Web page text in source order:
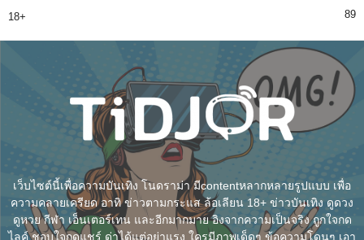
18+ 89
เว็บไซต์นี้เพื่อความบันเทิง โนดราม่า มีcontentหลากหลายรูปแบบ เพื่อ
ความคลายเครียด อาทิ ข่าวตามกระแส ล้อเลียน 18+ ข่าวบันเทิง ดูดวง
ดูหวย กีฬา เอ็นเตอร์เทน และอีกมากมาย อิงจากความเป็นจริง ถูกใจกด
ไลค์ ชอบใจกดแชร์ ด่าได้แต่อย่าแรง ใครมีภาพเด็ดๆ ข้อความโดนๆ เอา